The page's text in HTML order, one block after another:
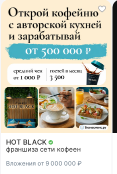
HOT BLACK
франшиза сети кофеен
Вложения от 9 000 000 ₽